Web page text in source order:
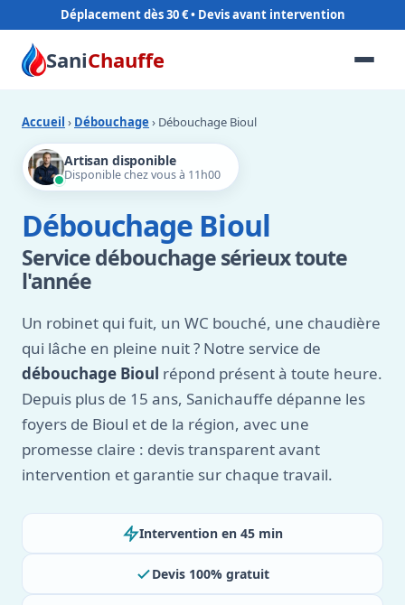
Déplacement dès 30 €
SaniChauffe
Accueil › Débouchage › Débouchage Bioul
Artisan disponible
Disponible chez vous à 11h00
Débouchage Bioul
Service débouchage sérieux toute
l'année
Un robinet qui fuit, un WC bouché, une chaudière
qui lâche en pleine nuit ? Notre service de
débouchage Bioul répond présent à toute heure.
Depuis plus de 15 ans, Sanichauffe dépanne les
foyers de Bioul et de la région, avec une
promesse claire : devis transparent avant
intervention et garantie sur chaque travail.
Intervention en 45 min
Devis 100% gratuit